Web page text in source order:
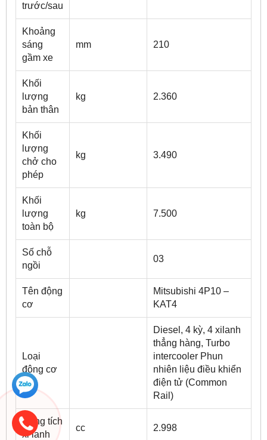
trước/sau
Khoảng
sáng
gầm xe
mm 210
Khối
lượng
bản thân
kg 2.360
Khối
lượng
chở cho
phép
kg 3.490
Khối
lượng
toàn bộ
kg 7.500
Số chỗ
ngồi
03
Tên động
cơ
Mitsubishi 4P10 –
KAT4
Loại
động cơ
Diesel, 4 kỳ, 4 xilanh
thẳng hàng, Turbo
intercooler Phun
nhiên liệu điều khiển
điện tử (Common
Rail)
Dung tích
xi lanh
cc 2.998